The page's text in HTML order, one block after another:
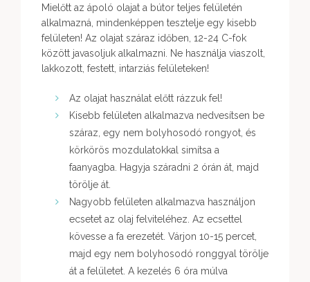
Mielőtt az ápoló olajat a bútor teljes felületén
alkalmazná, mindenképpen tesztelje egy kisebb
felületen! Az olajat száraz időben, 12-24 C-fok
között javasoljuk alkalmazni. Ne használja viaszolt,
lakkozott, festett, intarziás felületeken!
Az olajat használat előtt rázzuk fel!
Kisebb felületen alkalmazva nedvesítsen be
száraz, egy nem bolyhosodó rongyot, és
körkörös mozdulatokkal simítsa a
faanyagba. Hagyja száradni 2 órán át, majd
törölje át.
Nagyobb felületen alkalmazva használjon
ecsetet az olaj felviteléhez. Az ecsettel
kövesse a fa erezetét. Várjon 10-15 percet,
majd egy nem bolyhosodó ronggyal törölje
át a felületet. A kezelés 6 óra múlva